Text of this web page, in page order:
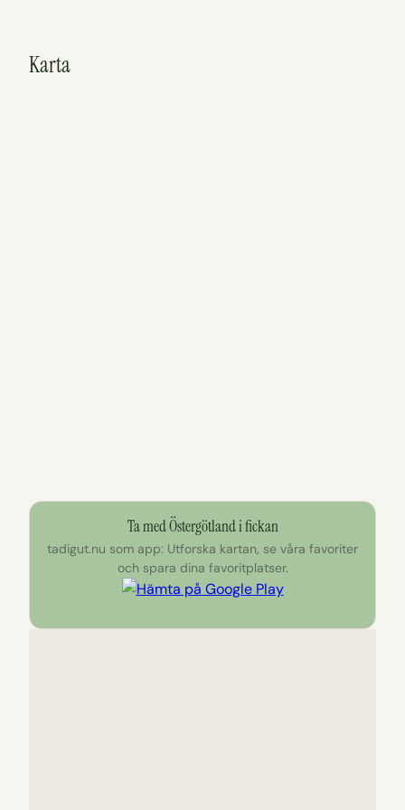
Karta
Ta med Östergötland i fickan
tadigut.nu som app: Utforska kartan, se våra favoriter
och spara dina favoritplatser.